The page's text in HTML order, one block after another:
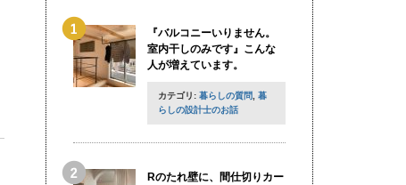
『バルコニーいりません。
室内干しのみです』こんな
人が増えています。
カテゴリ: 暮らしの質問
暮
らしの設計士のお話
Rのたれ壁に、間仕切りカー